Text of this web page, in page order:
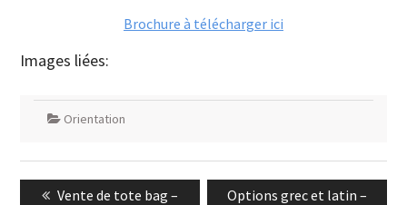
Brochure à télécharger ici
Images liées:
Orientation
Navigation
Previous
Vente de tote bag –
Next
Options grec et latin –